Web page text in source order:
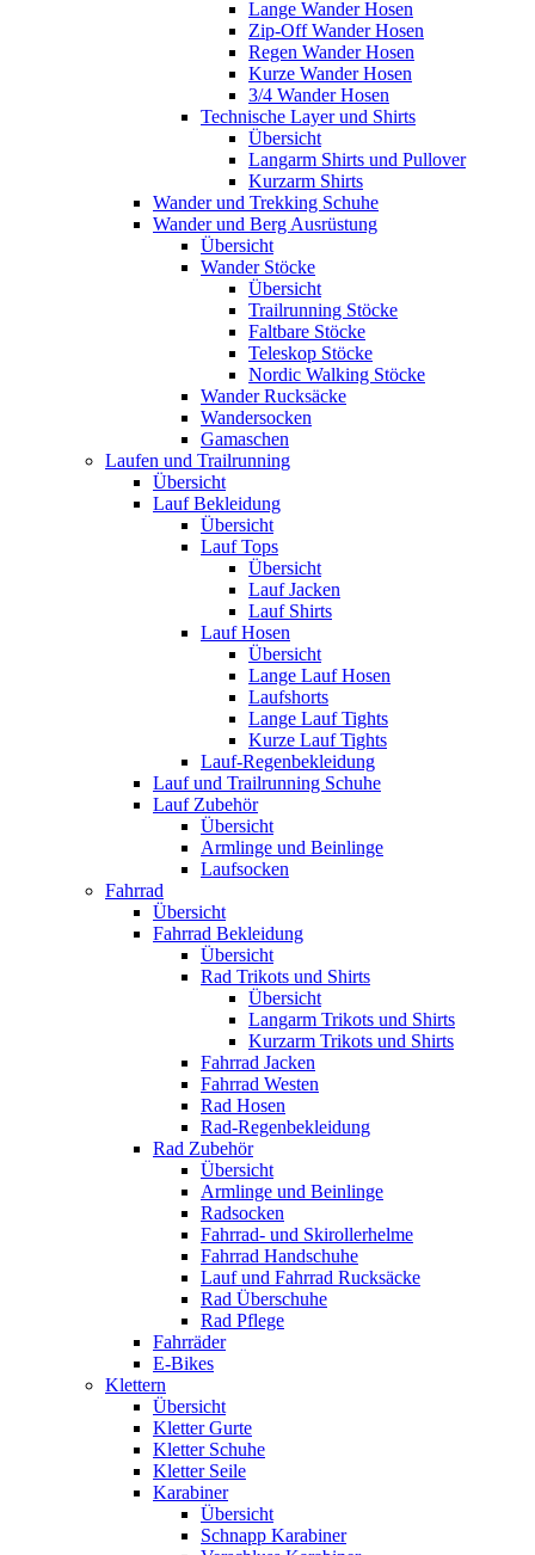
Lange Wander Hosen
Zip-Off Wander Hosen
Regen Wander Hosen
Kurze Wander Hosen
3/4 Wander Hosen
Technische Layer und Shirts
Übersicht
Langarm Shirts und Pullover
Kurzarm Shirts
Wander und Trekking Schuhe
Wander und Berg Ausrüstung
Übersicht
Wander Stöcke
Übersicht
Trailrunning Stöcke
Faltbare Stöcke
Teleskop Stöcke
Nordic Walking Stöcke
Wander Rucksäcke
Wandersocken
Gamaschen
Laufen und Trailrunning
Übersicht
Lauf Bekleidung
Übersicht
Lauf Tops
Übersicht
Lauf Jacken
Lauf Shirts
Lauf Hosen
Übersicht
Lange Lauf Hosen
Laufshorts
Lange Lauf Tights
Kurze Lauf Tights
Lauf-Regenbekleidung
Lauf und Trailrunning Schuhe
Lauf Zubehör
Übersicht
Armlinge und Beinlinge
Laufsocken
Fahrrad
Übersicht
Fahrrad Bekleidung
Übersicht
Rad Trikots und Shirts
Übersicht
Langarm Trikots und Shirts
Kurzarm Trikots und Shirts
Fahrrad Jacken
Fahrrad Westen
Rad Hosen
Rad-Regenbekleidung
Rad Zubehör
Übersicht
Armlinge und Beinlinge
Radsocken
Fahrrad- und Skirollerhelme
Fahrrad Handschuhe
Lauf und Fahrrad Rucksäcke
Rad Überschuhe
Rad Pflege
Fahrräder
E-Bikes
Klettern
Übersicht
Kletter Gurte
Kletter Schuhe
Kletter Seile
Karabiner
Übersicht
Schnapp Karabiner